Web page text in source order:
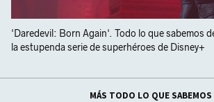
'Daredevil: Born Again'. Todo lo que sabemos
la estupenda serie de superhéroes de Disney+
MÁS TODO LO QUE SABEMOS